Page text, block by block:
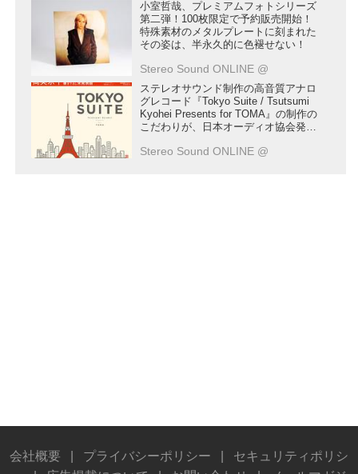
小室哲哉、プレミアムフォトシリーズ
第二弾！100枚限定で予約販売開始！
特殊素材のメタルプレートに刻まれた
その姿は、半永久的に色褪せない！
Stereo Sound ONLINE @
ステレオサウンド制作の高音質アナロ
グレコード『Tokyo Suite / Tsutsumi
Kyohei Presents for TOMA』の制作の
こだわりが、日本オーディオ協会発行
れました
Stereo Sound ONLINE @
会社概要 プライバシーポリシー
セキュリティポリシ